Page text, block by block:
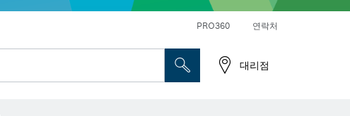
PRO360 연락처
대리점